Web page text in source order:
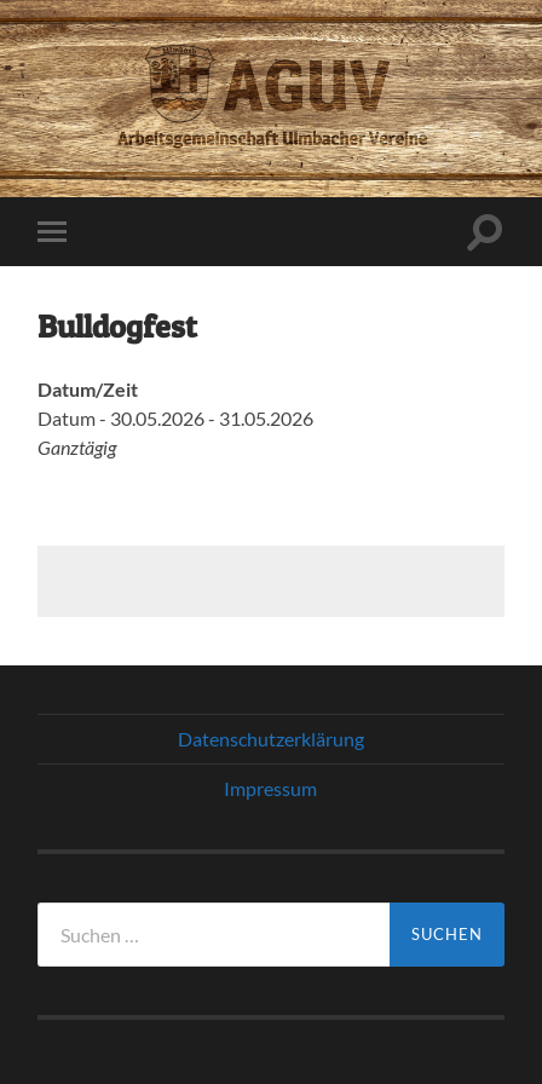
AGUV
Ulmbach
Mobile-
Menü
Bulldogfest
Datum/Zeit
Datum - 30.05.2026 - 31.05.2026
Ganztägig
Datenschutzerklärung
Impressum